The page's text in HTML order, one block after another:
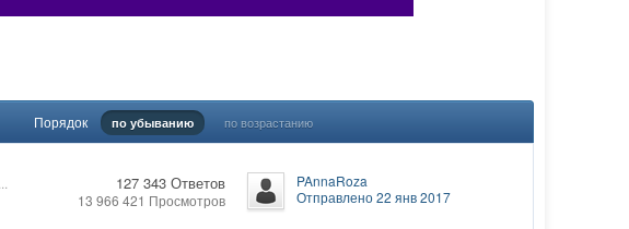
Порядок по убыванию по возрастанию
127 343 Ответов
13 966 421 Просмотров
PAnnaRoza
Отправлено 22 янв 2017